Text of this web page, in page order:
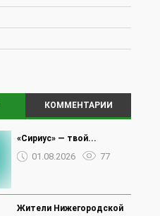
КОММЕНТАРИИ
«Сириус» — твой...
01.08.2026 77
Жители Нижегородской